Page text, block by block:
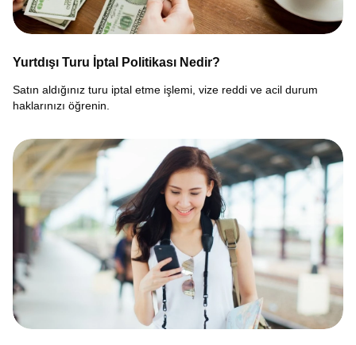
Yurtdışı Turu İptal Politikası Nedir?
Satın aldığınız turu iptal etme işlemi, vize reddi ve acil durum
haklarınızı öğrenin.